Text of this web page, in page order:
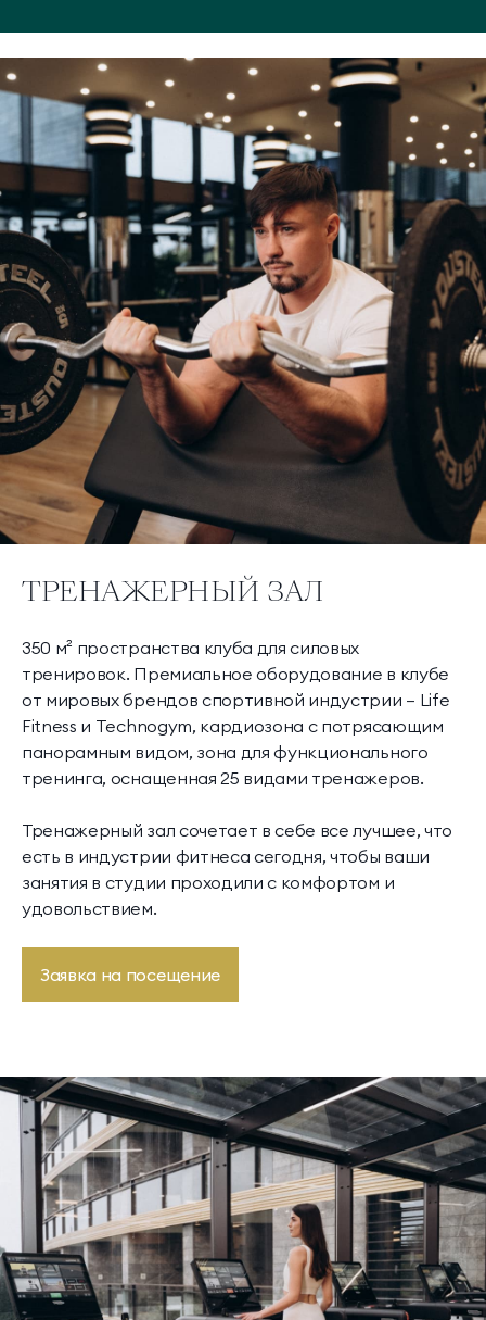
ТРЕНАЖЕРНЫЙ ЗАЛ
350 м² пространства клуба для силовых
тренировок. Премиальное оборудование в клубе
от мировых брендов спортивной индустрии — Life
Fitness и Technogym, кардиозона с потрясающим
панорамным видом, зона для функционального
тренинга, оснащенная 25 видами тренажеров.
Тренажерный зал сочетает в себе все лучшее, что
есть в индустрии фитнеса сегодня, чтобы ваши
занятия в студии проходили с комфортом и
удовольствием.
Заявка на посещение